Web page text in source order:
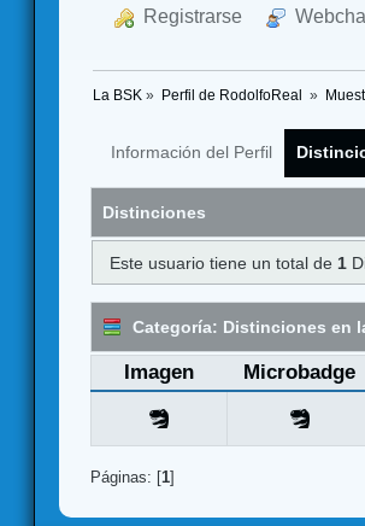
Registrarse
La BSK » Perfil de RodolfoReal »
Información del Perfil
Distinciones
Este usuario tiene un total de 1
Categoría: Distinciones en
Imagen Microbadge
Páginas: [1]